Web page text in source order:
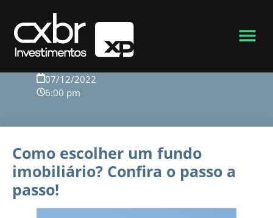
Voltar para o blog
07/12/2022
6:00 pm
Como escolher um fundo
imobiliário? Confira o passo a
passo!